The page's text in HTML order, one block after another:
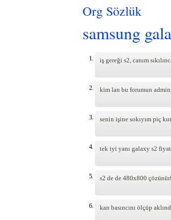
Org Sözlük
samsung
1. iş gereği s2, canım
2. kim lan bu forumun
3. senin işine sokıyım piç
4. tek iyi yanı galaxy s2
5. s2 de de 480x800
6. kan basıncını ölçüp